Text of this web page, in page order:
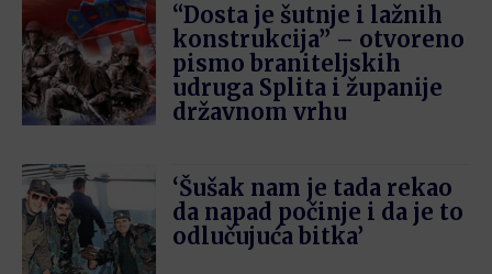
“Dosta je šutnje i lažnih
konstrukcija” – otvoreno
pismo braniteljskih
udruga Splita i županije
državnom vrhu
‘Šušak nam je tada rekao
da napad počinje i da je to
odlučujuća bitka’